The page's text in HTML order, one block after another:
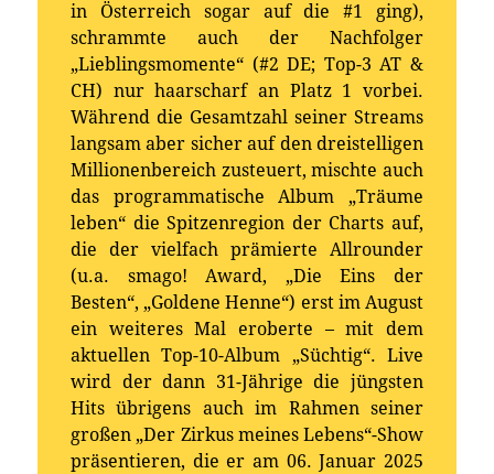
in Österreich sogar auf die #1 ging),
schrammte auch der Nachfolger
„Lieblingsmomente“ (#2 DE; Top-3 AT &
CH) nur haarscharf an Platz 1 vorbei.
Während die Gesamtzahl seiner Streams
langsam aber sicher auf den dreistelligen
Millionenbereich zusteuert, mischte auch
das programmatische Album „Träume
leben“ die Spitzenregion der Charts auf,
die der vielfach prämierte Allrounder
(u.a. smago! Award, „Die Eins der
Besten“, „Goldene Henne“) erst im August
ein weiteres Mal eroberte – mit dem
aktuellen Top-10-Album „Süchtig“. Live
wird der dann 31-Jährige die jüngsten
Hits übrigens auch im Rahmen seiner
großen „Der Zirkus meines Lebens“-Show
präsentieren, die er am 06. Januar 2025